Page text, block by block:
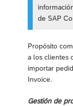
de SAP
Propósito
a los clientes
importar
Invoice.
Gestión de